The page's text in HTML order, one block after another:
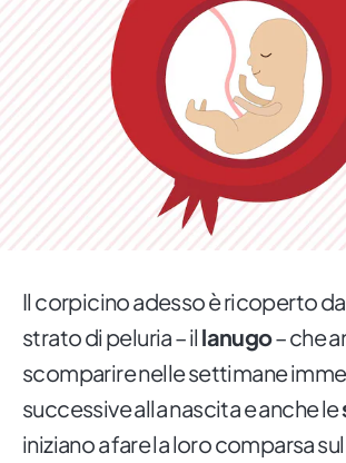
Il corpicino adesso è ricoperto
strato di peluria – il lanugo– che
scomparire nelle settimane
successive alla nascita e anche le
iniziano a fare la loro comparsa